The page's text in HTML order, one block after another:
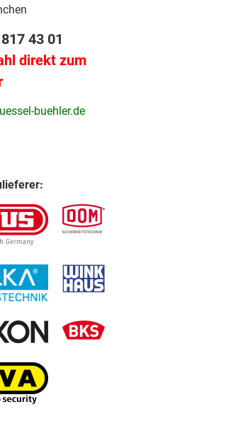
43 01
direkt zum
buehler.de